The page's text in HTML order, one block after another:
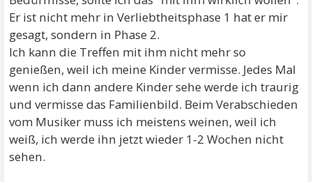
Er ist nicht mehr in Verliebtheitsphase 1 hat er mir
gesagt, sondern in Phase 2.
Ich kann die Treffen mit ihm nicht mehr so
genießen, weil ich meine Kinder vermisse. Jedes Mal
wenn ich dann andere Kinder sehe werde ich traurig
und vermisse das Familienbild. Beim Verabschieden
vom Musiker muss ich meistens weinen, weil ich
weiß, ich werde ihn jetzt wieder 1-2 Wochen nicht
sehen.